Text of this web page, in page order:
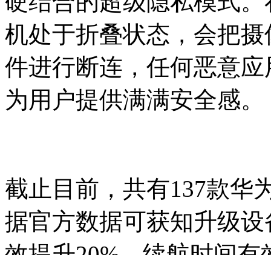
机处于折叠状态，会把
件进行断连，任何恶意
为用户提供满满安全感。
截止目前，共有137款华
据官方数据可获知升级